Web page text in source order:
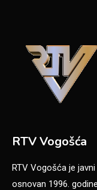
RTV Vogošća
RTV Vogošća je
osnovan 1996.